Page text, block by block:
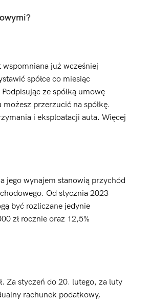
wspomniana już wcześniej
spółce co miesiąc
ze spółką umowę
przerzucić na spółkę.
i eksploatacji auta. Więcej
jego wynajem stanowią przychód
Od stycznia 2023
być rozliczane jedynie
zł rocznie oraz 12,5%
Za styczeń do 20. lutego, za luty
rachunek podatkowy,